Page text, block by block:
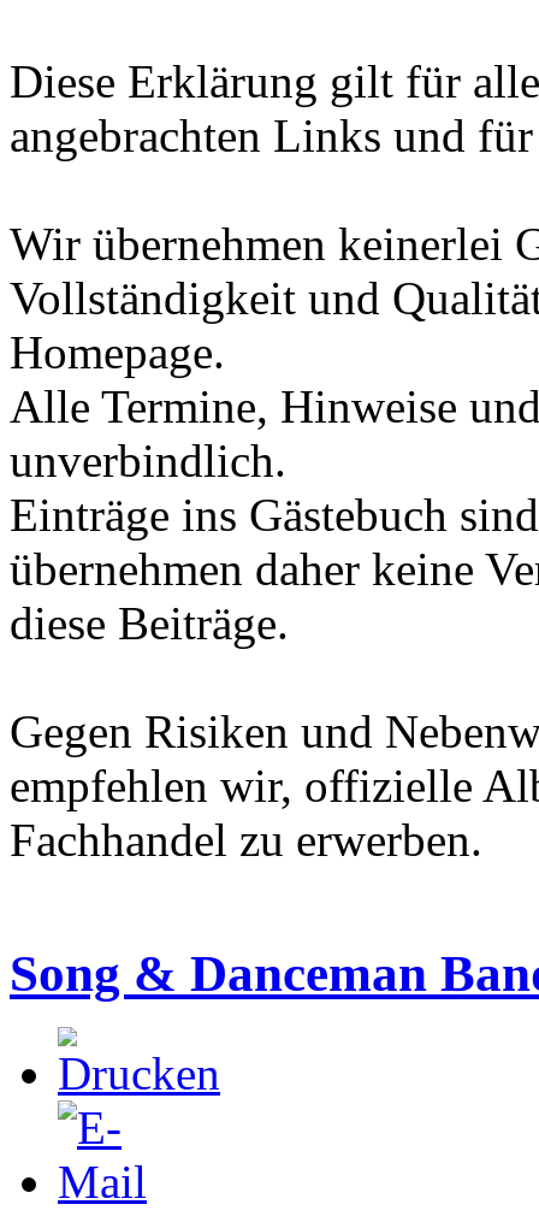
Diese Erklärung gilt für
angebrachten Links und
Wir übernehmen keinerlei
Vollständigkeit und
Homepage.
Alle Termine, Hinweise
unverbindlich.
Einträge ins Gästebuch
übernehmen daher keine
diese Beiträge.
Gegen Risiken und
empfehlen wir, offizielle
Fachhandel zu erwerben.
Song & Danceman